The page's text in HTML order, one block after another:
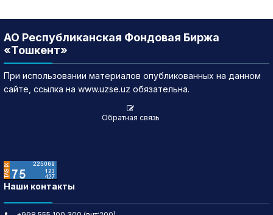
АО Республиканская Фондовая Биржа
«Тошкент»
При использовании материалов опубликованных на данном
сайте, ссылка на www.uzse.uz обязательна.
Обратная связь
Наши контакты